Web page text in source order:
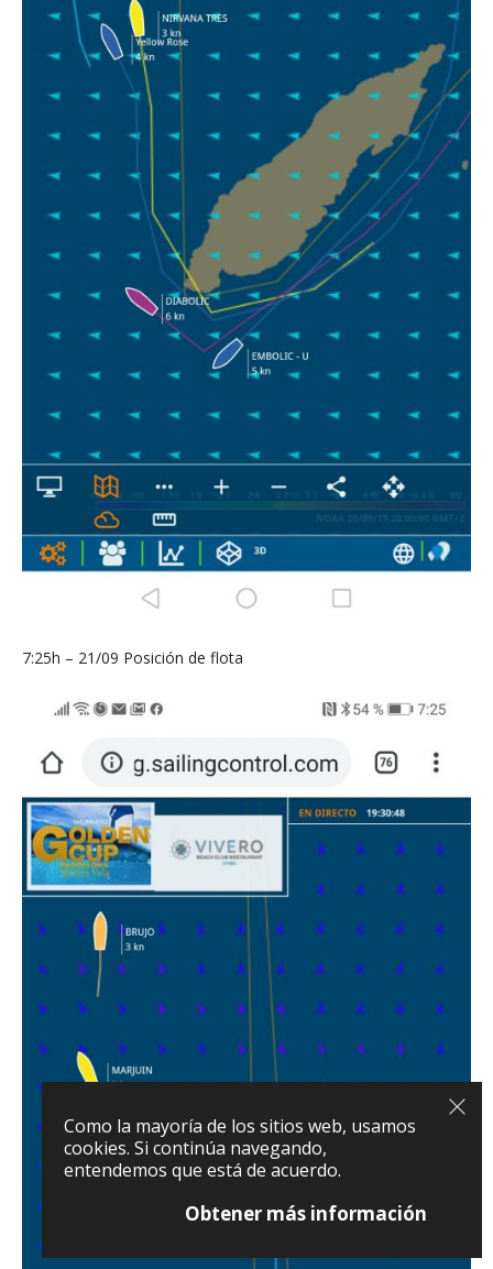
7:25h – 21/09 Posición de flota
Como la mayoría de los sitios web, usamos
cookies. Si continúa navegando,
entendemos que está de acuerdo.
Obtener más información